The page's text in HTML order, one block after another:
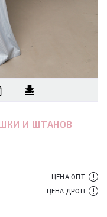
И ШТАНОВ
ЦЕНА ОПТ
ЦЕНА ДРОП